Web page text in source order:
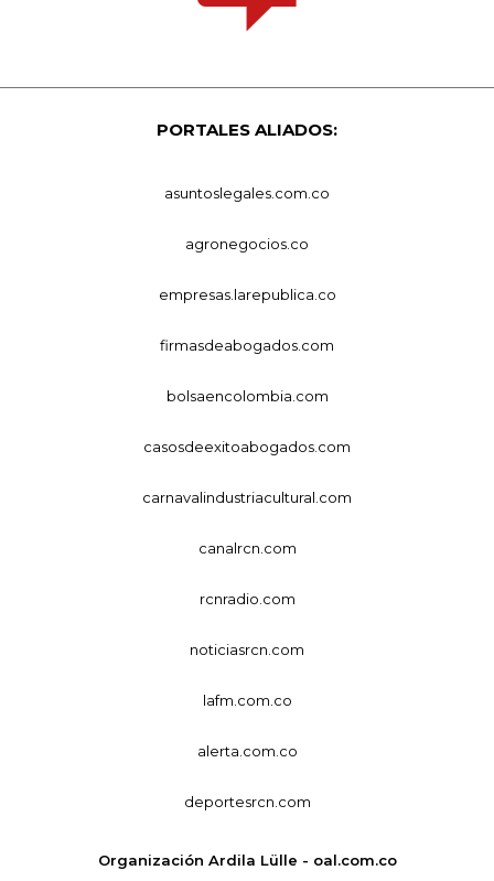
PORTALES ALIADOS:
asuntoslegales.com.co
agronegocios.co
empresas.larepublica.co
firmasdeabogados.com
bolsaencolombia.com
casosdeexitoabogados.com
carnavalindustriacultural.com
canalrcn.com
rcnradio.com
noticiasrcn.com
lafm.com.co
alerta.com.co
deportesrcn.com
Organización Ardila Lülle - oal.com.co